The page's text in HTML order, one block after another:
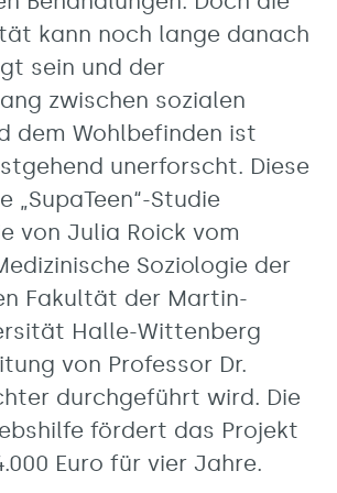
kann noch lange danach
sein und der
zwischen sozialen
dem Wohlbefinden ist
unerforscht. Diese
„SupaTeen“-Studie
von Julia Roick vom
Soziologie der
Fakultät der Martin-
Halle-Wittenberg
von Professor Dr.
durchgeführt wird. Die
fördert das Projekt
Euro für vier Jahre.